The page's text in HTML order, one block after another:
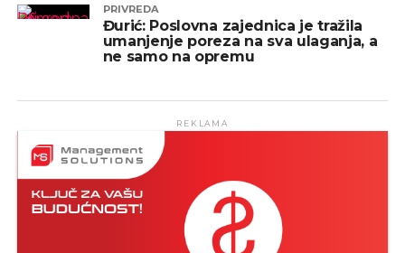
PRIVREDA
Đurić: Poslovna zajednica je tražila
umanjenje poreza na sva ulaganja, a
ne samo na opremu
REKLAMA